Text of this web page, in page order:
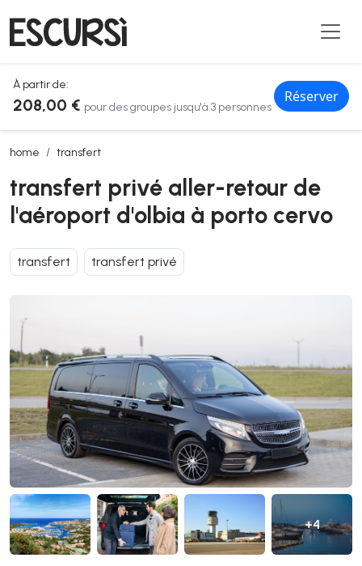
À partir de:
208,00 € pour des groupes jusqu'à 3 personnes
Réserver
home transfert
transfert privé aller-retour de l'aéroport d'olbia à porto cervo
transfert privé aller-retour de
l'aéroport d'olbia à porto cervo
transfert transfert privé
+4